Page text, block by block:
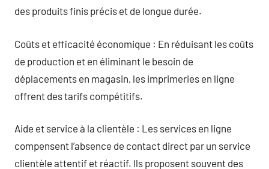
des produits finis précis et de longue durée.
Coûts et efficacité économique : En réduisant les coûts
de production et en éliminant le besoin de
déplacements en magasin, les imprimeries en ligne
offrent des tarifs compétitifs.
Aide et service à la clientèle : Les services en ligne
compensent l’absence de contact direct par un service
clientèle attentif et réactif. Ils proposent souvent des